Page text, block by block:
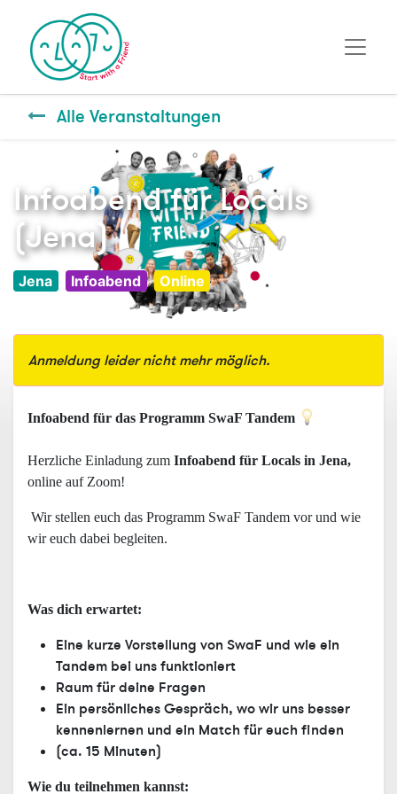
Alle Veranstaltungen
Infoabend für Locals
(Jena)
Jena Infoabend Online
Anmeldung leider nicht mehr möglich.
Infoabend für das Programm SwaF Tandem
Herzliche Einladung zum Infoabend für Locals in Jena,
online auf Zoom!
Wir stellen euch das Programm SwaF Tandem vor und wie
wir euch dabei begleiten.
Was dich erwartet:
Eine kurze Vorstellung von SwaF und wie ein
Tandem bei uns funktioniert
Raum für deine Fragen
Ein persönliches Gespräch, wo wir uns besser
kennenlernen und ein Match für euch finden
(ca. 15 Minuten)
Wie du teilnehmen kannst: